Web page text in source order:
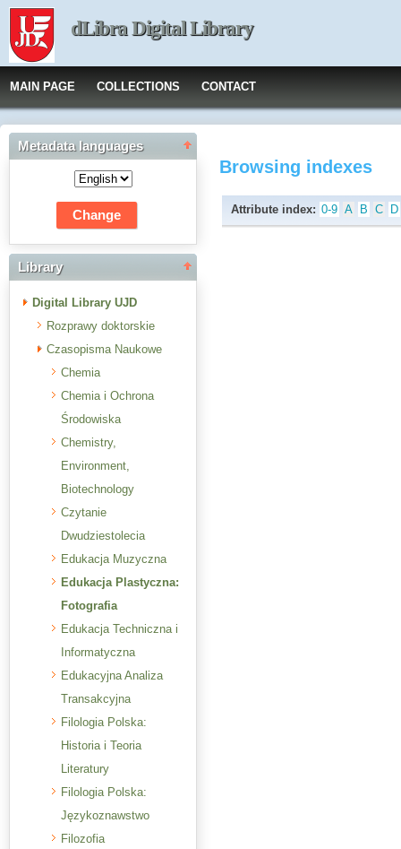
dLibra Digital Library
MAIN PAGE COLLECTIONS CONTACT
Metadata languages
Library
Digital Library UJD
Rozprawy doktorskie
Czasopisma Naukowe
Chemia
Chemia i Ochrona
Środowiska
Chemistry,
Environment,
Biotechnology
Czytanie
Dwudziestolecia
Edukacja Muzyczna
Edukacja Plastyczna:
Fotografia
Edukacja Techniczna i
Informatyczna
Edukacyjna Analiza
Transakcyjna
Filologia Polska:
Historia i Teoria
Literatury
Filologia Polska:
Językoznawstwo
Filozofia
Browsing indexes
Attribute index: 0-9 A B C D